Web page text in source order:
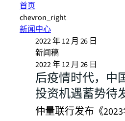
首页
chevron_right
新闻中心
2022 年 12 月 26 日
新闻稿
2022 年 12 月 26 日
后疫情时代，中
投资机遇蓄势待
仲量联行发布《